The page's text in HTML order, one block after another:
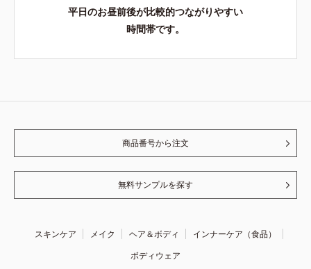
平日のお昼前後が比較的つながりやすい
時間帯です。
商品番号から注文
無料サンプルを探す
スキンケア メイク ヘア＆ボディ
インナーケア（食品）
ボディウェア